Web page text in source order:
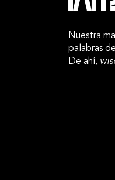
Nuestra
palabras
De ahí,